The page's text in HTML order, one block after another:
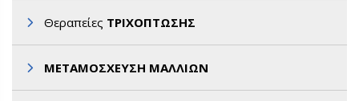
Θεραπείες ΤΡΙΧΟΠΤΩΣΗΣ
ΜΕΤΑΜΟΣΧΕΥΣΗ ΜΑΛΛΙΩΝ